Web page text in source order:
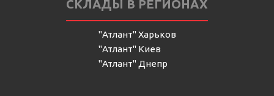
СКЛАДЫ В РЕГИОНАХ
"Атлант" Харьков
"Атлант" Киев
"Атлант" Днепр